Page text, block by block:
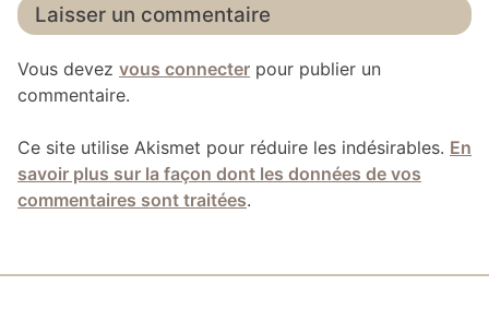
Laisser un commentaire
Vous devez vous connecter pour publier un
commentaire.
Ce site utilise Akismet pour réduire les indésirables. En
savoir plus sur la façon dont les données de vos
commentaires sont traitées.